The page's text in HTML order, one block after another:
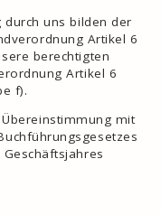
uns bilden der
Artikel 6
berechtigten
Artikel 6
f).
mit